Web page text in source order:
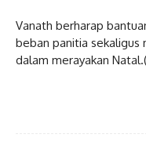
Vanath berharap
beban panitia
dalam merayakan